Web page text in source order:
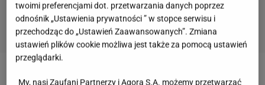
twoimi preferencjami dot. przetwarzania danych poprzez
odnośnik „Ustawienia prywatności ” w stopce serwisu i
przechodząc do „Ustawień Zaawansowanych”. Zmiana
ustawień plików cookie możliwa jest także za pomocą ustawień
przeglądarki.
My, nasi Zaufani Partnerzy i Agora S.A. możemy przetwarzać